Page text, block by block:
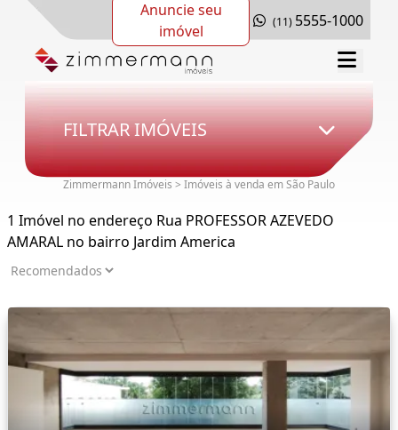
Anuncie seu
imóvel
(11) 5555-1000
FILTRAR IMÓVEIS
Zimmermann Imóveis > Imóveis à venda em São Paulo
1 Imóvel no endereço Rua PROFESSOR AZEVEDO
AMARAL no bairro Jardim America